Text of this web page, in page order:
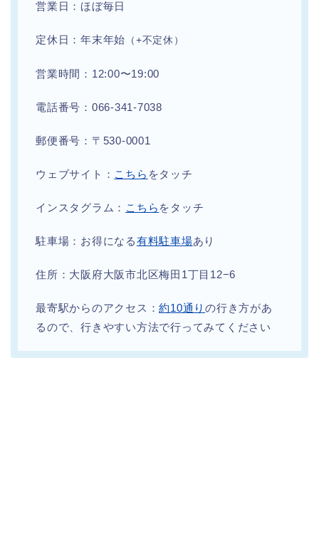
営業日：ほぼ毎日
定休日：年末年始 （+不定休）
営業時間：12:00〜19:00
電話番号：066-341-7038
郵便番号：〒530-0001
ウェブサイト： こちら をタッチ
インスタグラム： こちら をタッチ
駐車場：お得になる有料駐車場あり
住所：大阪府大阪市北区梅田1丁目12−6
最寄駅からのアクセス：約10通りの行き方があ
るので、行きやすい方法で行ってみてください